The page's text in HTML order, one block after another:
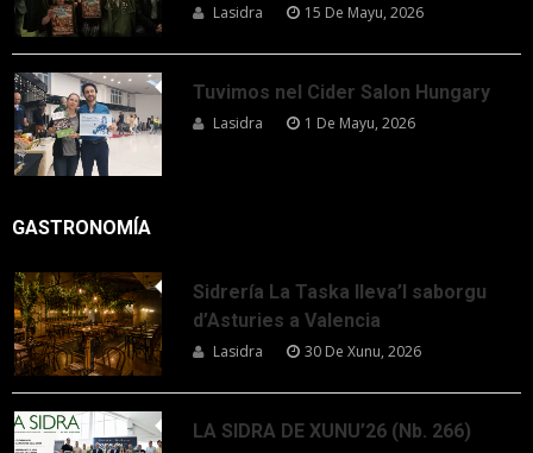
Lasidra 15 De Mayu, 2026
Tuvimos nel Cider Salon Hungary
Lasidra 1 De Mayu, 2026
GASTRONOMÍA
Sidrería La Taska lleva’l saborgu
d’Asturies a Valencia
Lasidra 30 De Xunu, 2026
LA SIDRA DE XUNU’26 (Nb. 266)